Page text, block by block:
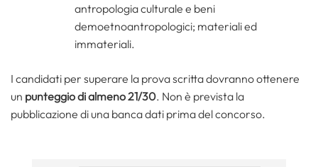
antropologia culturale e beni
demoetnoantropologici; materiali ed
immateriali.
I candidati per superare la prova scritta dovranno ottenere
un punteggio di almeno 21/30. Non è prevista la
pubblicazione di una banca dati prima del concorso.